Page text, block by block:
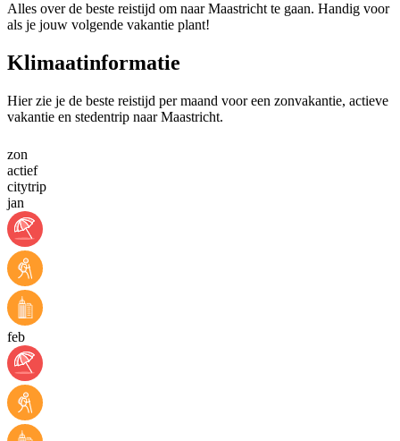
Alles over de beste reistijd om naar Maastricht te gaan. Handig voor
als je jouw volgende vakantie plant!
Klimaatinformatie
Hier zie je de beste reistijd per maand voor een zonvakantie, actieve
vakantie en stedentrip naar Maastricht.
zon
actief
citytrip
jan
feb